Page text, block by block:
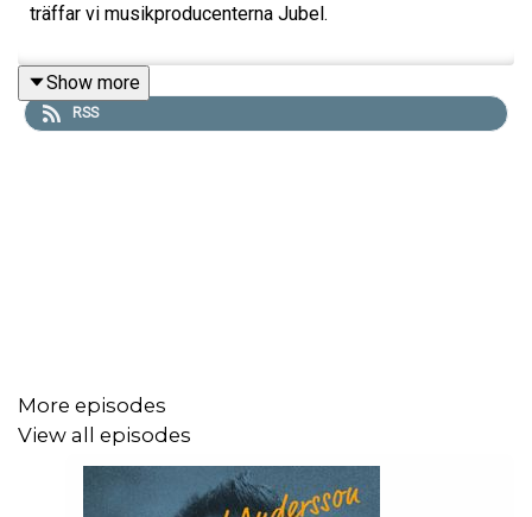
träffar vi musikproducenterna Jubel.
Show more
RSS
More episodes
View all episodes